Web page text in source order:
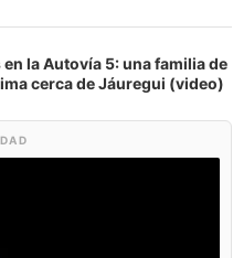
la Autovía 5: una familia de
cerca de Jáuregui (video)